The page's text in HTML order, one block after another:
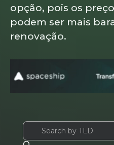
opção, pois os
podem ser mais
renovação.